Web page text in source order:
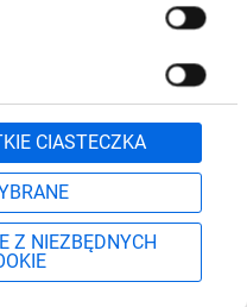
CIASTECZKA
Z NIEZBĘDNYCH
71 37 61 600